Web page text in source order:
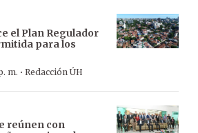
el Plan Regulador
para los
m. · Redacción ÚH
reúnen con